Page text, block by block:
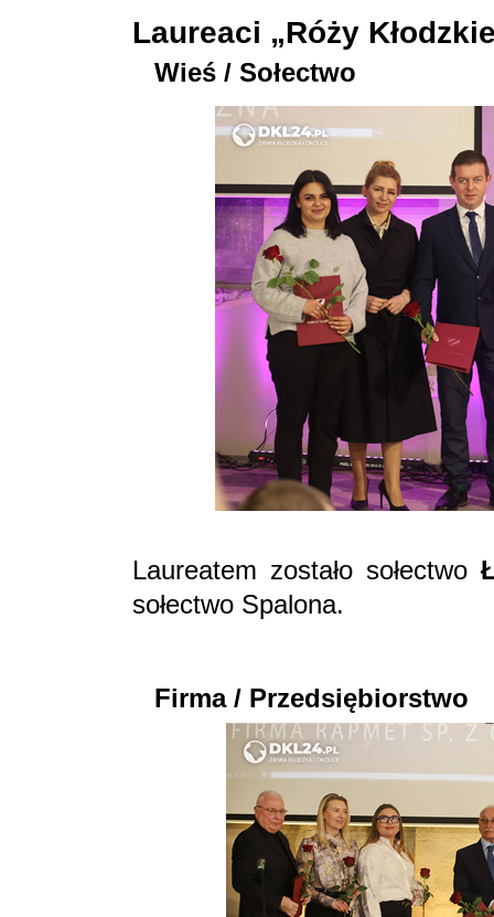
Laureaci „Róży
Wieś / Sołectwo
Laureatem zostało sołectwo
sołectwo Spalona.
Firma / Przedsiębiorstwo